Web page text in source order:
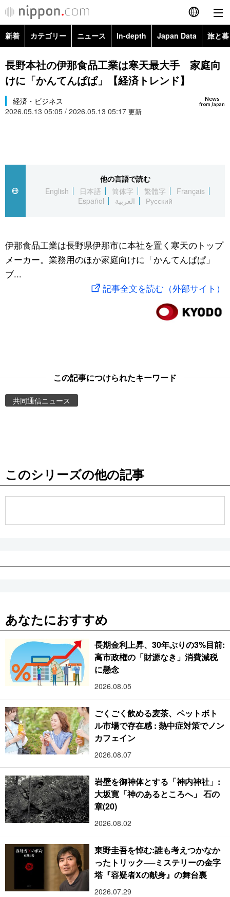
English
简体字
繁體字
Русский
カテゴリー
国際
社会
文化
科学・技術
アーカイブ
Japan Data
旅と暮らし
動画/Live
Books
People
公式SNS
新着 カテゴリー ニュース In-depth Japan Data 旅と
政治・外交
経済・ビジネス
国際・海外
文化
科学・技術
暮らし
スポーツ・東京2020
Topics
長野本社の伊那食品工業は寒天最大手 家庭向
けに「かんてんぱぱ」【経済トレンド】
News
from Japan
経済・ビジネス
2026.05.13 05:05 / 2026.05.13 05:17 更新
他の言語で読む
English
日本語 简体字 繁體字
Français
Español
العربية Русский
伊那食品工業は長野県伊那市に本社を置く寒天のトップ
メーカー。業務用のほか家庭向けに「かんてんぱぱ」
ブ...
記事全文を読む（外部サイト）
この記事につけられたキーワード
共同通信ニュース
このシリーズの他の記事
あなたにおすすめ
長期金利上昇、30年ぶりの3%目前:
高市政権の「財源なき」消費減税
に懸念
2026.08.05
ごくごく飲める麦茶、ペットボト
ル市場で存在感 : 熱中症対策でノン
カフェイン
2026.08.07
岩壁を御神体とする「神内神社」:
大坂寛「神のあるところへ」 石の
章(20)
2026.08.02
東野圭吾を悼む:誰も考えつかなか
ったトリック──ミステリーの金字
塔『容疑者Xの献身』の舞台裏
2026.07.29